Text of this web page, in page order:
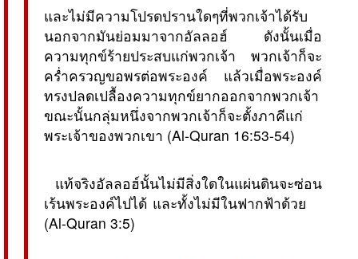
และไม่มีความโปรดปรานใดๆที่พวกเจ้าได้รับ
นอกจากมันย่อมมาจากอัลลอฮ์ ดังนั้นเมื่อ
ความทุกข์ร้ายประสบแก่พวกเจ้า พวกเจ้าก็จะ
คร่ำครวญขอพรต่อพระองค์ แล้วเมื่อพระองค์
ทรงปลดเปลื้องความทุกข์ยากออกจากพวกเจ้า
ขณะนั้นกลุ่มหนึ่งจากพวกเจ้าก็จะตั้งภาคีแก่
พระเจ้าของพวกเขา (Al-Quran 16:53-54)
 แท้จริงอัลลอฮ์นั้นไม่มีสิ่งใดในแผ่นดินจะซ่อน
เร้นพระองค์ไปได้ และทั้งไม่มีในฟากฟ้าด้วย 
(Al-Quran 3:5)